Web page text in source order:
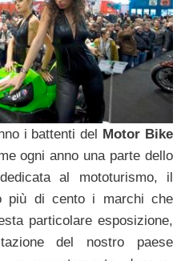
i battenti del Motor Bike
ogni anno una parte dello
al mototurismo, il
più di cento i marchi che
particolare esposizione,
del nostro paese